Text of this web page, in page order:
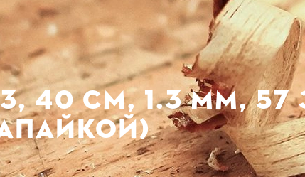
40 СМ, 1.3 ММ, 57